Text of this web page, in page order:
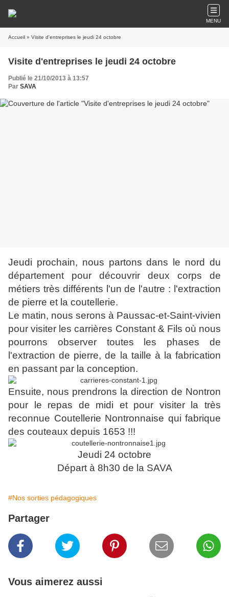
MENU
Accueil » Visite d'entreprises le jeudi 24 octobre
Visite d'entreprises le jeudi 24 octobre
Publié le 21/10/2013 à 13:57
Par SAVA
Jeudi prochain, nous partons dans le nord du
département pour découvrir deux corps de
métiers très différents l'un de l'autre : l'extraction
de pierre et la coutellerie.
Le matin, nous serons à Paussac-et-Saint-vivien
pour visiter les carrières Constant & Fils où nous
pourrons observer toutes les phases de
l'extraction de pierre, de la taille à la fabrication
en passant par la conception.
Ensuite, nous prendrons la direction de Nontron
pour le repas de midi et pour visiter la très
reconnue Coutellerie Nontronnaise qui fabrique
des couteaux depuis 1653 !!!
Jeudi 24 octobre
Départ à 8h30 de la SAVA
#Nos sorties pédagogiques
Partager
Vous aimerez aussi